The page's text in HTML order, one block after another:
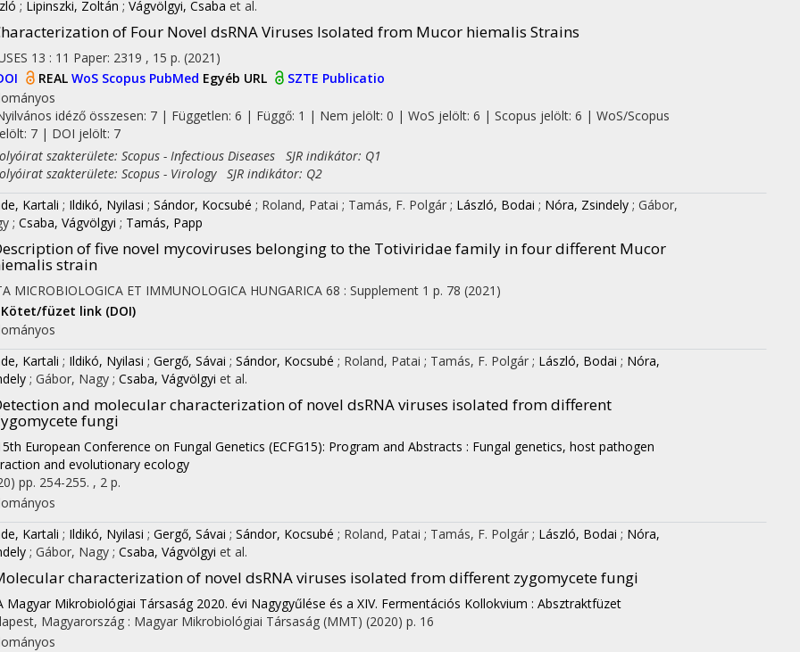
; Lipinszki, Zoltán ; Vágvölgyi, Csaba et al.
of Four Novel dsRNA Viruses Isolated from Mucor hiemalis Strains
13 : 11 Paper: 2319 , 15 p. (2021)
REAL WoS Scopus PubMed Egyéb URL
SZTE Publicatio
idéző összesen: 7| Független: 6 | Függő: 1 | Nem jelölt: 0 | WoS jelölt: 6 | Scopus jelölt: 6 | WoS/Scopus
7 | DOI jelölt: 7
szakterülete: Scopus - Infectious Diseases SJR indikátor: Q1
szakterülete: Scopus - Virology SJR indikátor: Q2
Kartali ; Ildikó, Nyilasi ; Sándor, Kocsubé ; Roland, Patai ; Tamás, F. Polgár ; László, Bodai ; Nóra, Zsindely ; Gábor,
; Csaba, Vágvölgyi ; Tamás, Papp
of five novel mycoviruses belonging to the Totiviridae family in four different Mucor
strain
MICROBIOLOGICA ET IMMUNOLOGICA HUNGARICA 68 : Supplement 1 p. 78 (2021)
Kötet/füzet link (DOI)
Kartali ; Ildikó, Nyilasi ; Gergő, Sávai ; Sándor, Kocsubé ; Roland, Patai ; Tamás, F. Polgár ; László, Bodai ; Nóra,
; Gábor, Nagy ; Csaba, Vágvölgyi et al.
and molecular characterization of novel dsRNA viruses isolated from different
fungi
European Conference on Fungal Genetics (ECFG15): Program and Abstracts : Fungal genetics, host pathogen
and evolutionary ecology
pp. 254-255. , 2 p.
Kartali ; Ildikó, Nyilasi ; Gergő, Sávai ; Sándor, Kocsubé ; Roland, Patai ; Tamás, F. Polgár ; László, Bodai ; Nóra,
; Gábor, Nagy ; Csaba, Vágvölgyi et al.
characterization of novel dsRNA viruses isolated from different zygomycete fungi
Magyar Mikrobiológiai Társaság 2020. évi Nagygyűlése és a XIV. Fermentációs Kollokvium : Absztraktfüzet
Magyarország : Magyar Mikrobiológiai Társaság (MMT) (2020) p. 16